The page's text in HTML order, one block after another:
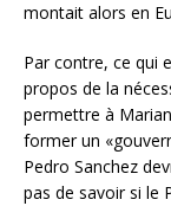
montait alors en
Par contre, ce qui
propos de la
permettre à
former un
Pedro Sanchez
pas de savoir si le